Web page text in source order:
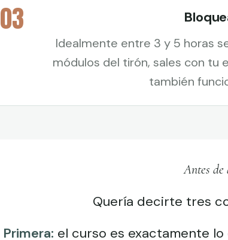
03
Idealmente entre 3 y 5 horas
módulos del tirón, sales con tu
también
Antes de
Quería decirte tres
Primera: el curso es exactamente